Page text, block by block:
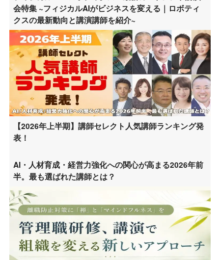
会特集 ~フィジカルAIがビジネスを変える｜ロボティ
クスの最新動向と講演講師を紹介~
【2026年上半期】講師セレクト人気講師ランキング発
表！
AI・人材育成・経営力強化への関心が高まる2026年前
半。最も選ばれた講師とは？